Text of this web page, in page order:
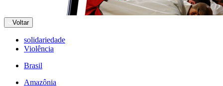
Voltar
solidariedade
Violência
Brasil
Amazônia